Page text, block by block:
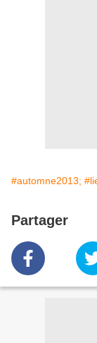
#automne2013;
Partager